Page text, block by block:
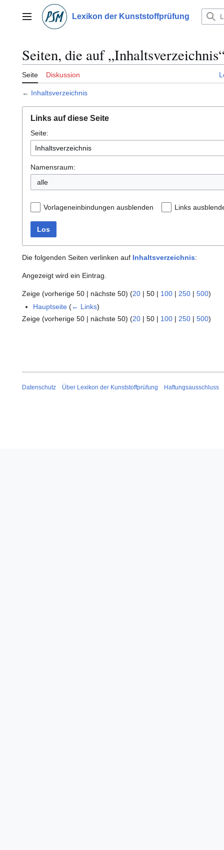
springenHauptmenü Lexikon der Kunststoffprüfung
Seiten, die auf
Seite Diskussion
← Inhaltsverzeichnis
Links auf diese Seite
Seite:
Namensraum:
alle
Vorlageneinbindungen ausblenden Links
Los
Die folgenden Seiten verlinken auf Inhaltsverzeichnis:
Angezeigt wird ein Eintrag.
Zeige (vorherige 50 | nächste 50) (20 | 50 | 100 | 250 | 500)
Hauptseite (← Links)
Zeige (vorherige 50 | nächste 50) (20 | 50 | 100 | 250 | 500)
Datenschutz Über Lexikon der Kunststoffprüfung Haftungsausschluss